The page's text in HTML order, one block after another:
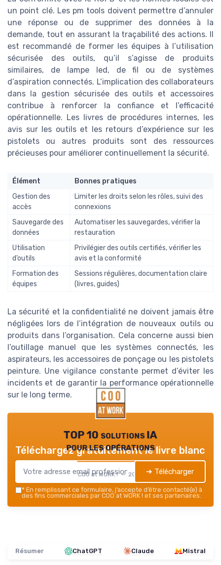
un point clé. Les pm tools doivent permettre d’annuler
une réponse ou de supprimer des données à la
demande, tout en assurant la traçabilité des actions. Il
est recommandé de former les équipes à l’utilisation
sécurisée des outils, qu’il s’agisse de produits
similaires, de lampe led, de fil ou de systèmes
d’aspiration connectés. L’implication des collaborateurs
dans la gestion sécurisée des outils et accessoires
contribue à renforcer la confiance et l’efficacité
opérationnelle. Les livres de procédures internes, les
avis sur les outils et les retours d’expérience sur les
pistolets ou autres produits sont des ressources
précieuses pour améliorer continuellement la sécurité.
Élément
Bonnes pratiques
Gestion des
accès
Limiter les droits selon les rôles, suivi des
connexions
Sauvegarde des
données
Automatiser les sauvegardes, vérifier la
restauration
Utilisation
d’outils
Privilégier des outils certifiés, vérifier les
avis et la conformité
Formation des
équipes
Sessions régulières, documentation claire
(livres, guides)
La sécurité et la confidentialité ne doivent jamais être
négligées lors de l’intégration de nouveaux outils ou
produits dans l’organisation. Cela concerne aussi bien
l’outillage manuel que les systèmes connectés, les
aspirateurs, les accessoires de ponçage ou les pistolets
peinture. Une vigilance constante permet d’éviter les
incidents et de garantir la performance opérationnelle
sur le long terme.
TOP 10 solutions IA
pour les opérations
COO at WORK ! — 2026
Téléchargez gratuitement le livre blanc
➔ Télécharger
* En remplissant ce formulaire, j’accepte d’être contacté(e) à
des fins commerciales par COO at WORK ! et ses partenaires.
Résumer ChatGPT Claude Mistral